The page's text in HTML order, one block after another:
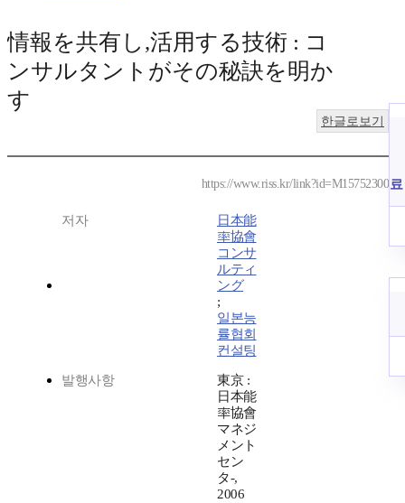
情報を共有し,活用する技術 : コ
ンサルタントがその秘訣を明か
す
한글로보기
https://www.riss.kr/link?id=M15752300
저자
日本能
率協會
コンサ
ルティ
ング
;
일본능
률협회
컨설팅
발행사항
東京 :
日本能
率協會
マネジ
メント
セン
タ-,
2006
료